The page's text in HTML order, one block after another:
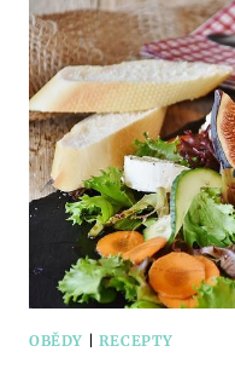
A
V
OBĚDY RECEPTY